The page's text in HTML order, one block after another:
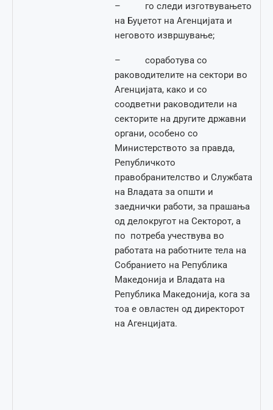
– го следи изготвувањето
на Буџетот на Агенцијата и
неговото извршување;
– соработува со
раководителите на сектори во
Агенцијата, како и со
соодветни раководители на
секторите на другите државни
органи, особено со
Министерството за правда,
Републичкото
правобранителство и Службата
на Владата за општи и
заеднички работи, за прашања
од делокругот на Секторот, а
по потреба учествува во
работата на работните тела на
Собранието на Република
Македонија и Владата на
Република Македонија, кога за
тоа е овластен од директорот
на Агенцијата.